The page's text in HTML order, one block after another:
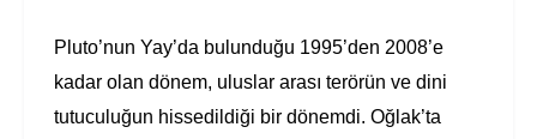
Pluto’nun Yay’da bulunduğu 1995’den 2008’e
kadar olan dönem, uluslar arası terörün ve dini
tutuculuğun hissedildiği bir dönemdi. Oğlak’ta